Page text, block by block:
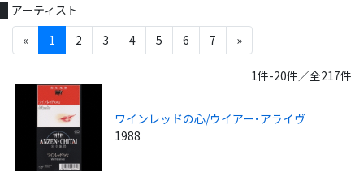
アーティスト
«
1 2 3 4 5 6 7 »
1件-20件／全217件
ワインレッドの心/ウイアー･アライヴ
1988